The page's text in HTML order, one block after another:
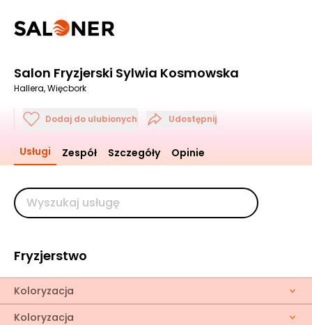
Salon Fryzjerski Sylwia Kosmowska
Hallera, Więcbork
Dodaj do ulubionych Udostępnij
Usługi Zespół Szczegóły Opinie
Fryzjerstwo
Koloryzacja
Koloryzacja